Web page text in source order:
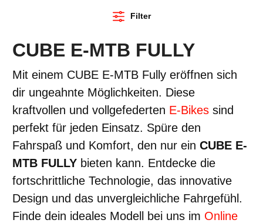
Filter
CUBE E-MTB FULLY
Mit einem CUBE E-MTB Fully eröffnen sich
dir ungeahnte Möglichkeiten. Diese
kraftvollen und vollgefederten E-Bikes sind
perfekt für jeden Einsatz. Spüre den
Fahrspaß und Komfort, den nur ein CUBE E-
MTB FULLY bieten kann. Entdecke die
fortschrittliche Technologie, das innovative
Design und das unvergleichliche Fahrgefühl.
Finde dein ideales Modell bei uns im Online